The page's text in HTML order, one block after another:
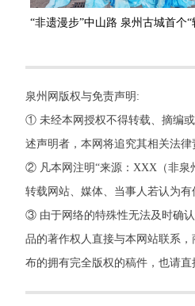
泉州网版权与免责声明:
① 未经本网授权不得转载、摘编
述声明者，本网将追究其相关法律
② 凡本网注明“来源：XXX（非泉
转载网站、媒体、当事人若认为有
③ 由于网络的特殊性无法及时确
品的著作权人直接与本网站联系
布的拥有完全版权的稿件，也请直